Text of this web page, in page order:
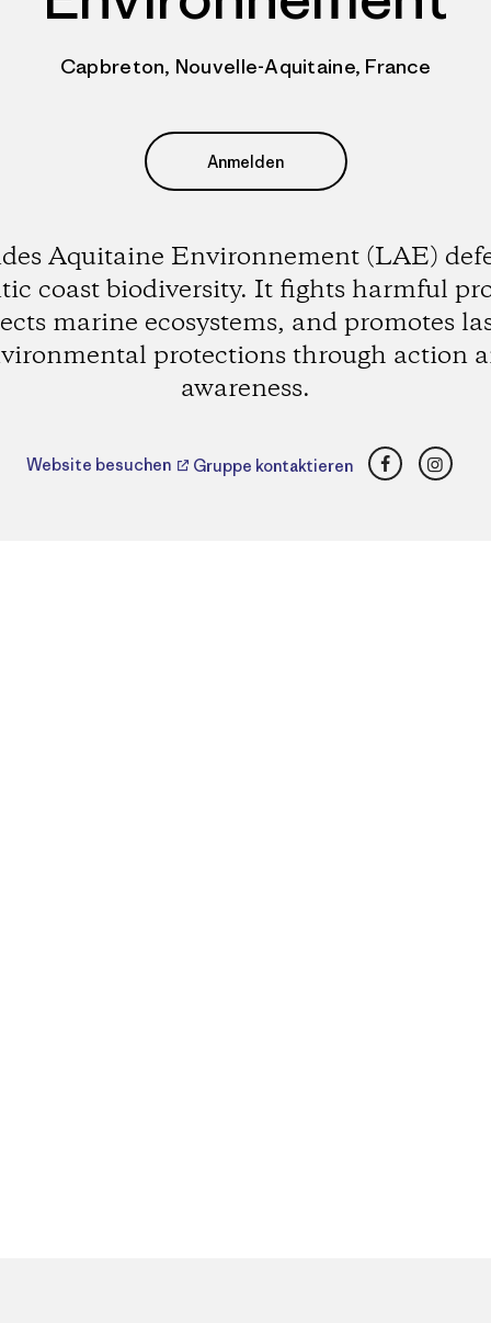
Capbreton, Nouvelle-Aquitaine, France
Anmelden
Aquitaine Environnement (LAE)
coast biodiversity. It fights harmful
marine ecosystems, and promotes
protections through action
awareness.
Website besuchen Gruppe kontaktieren Facebook